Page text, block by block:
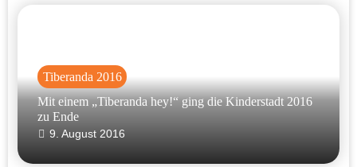
Tiberanda 2016
Mit einem „Tiberanda hey!“ ging die Kinderstadt 2016
zu Ende
9. August 2016